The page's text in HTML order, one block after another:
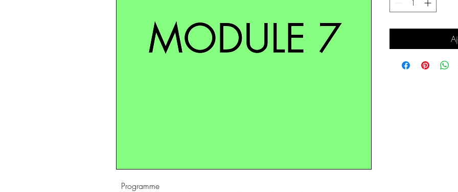
Programme